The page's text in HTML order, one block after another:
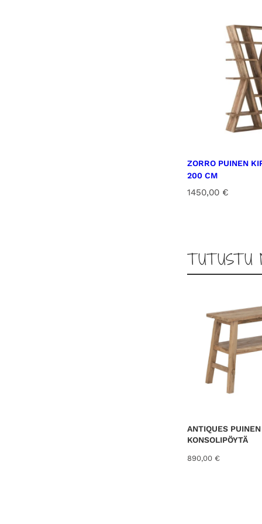
ZORRO PUINEN
200 CM
1450,00 €
TUTUSTU
ANTIQUES
KONSOLIPÖYTÄ
890,00 €